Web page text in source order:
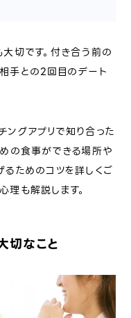
切です。付き合う前の
手との2回目のデート
グアプリで知り合った
の食事ができる場所や
ためのコツを詳しくご
も解説します。
切なこと